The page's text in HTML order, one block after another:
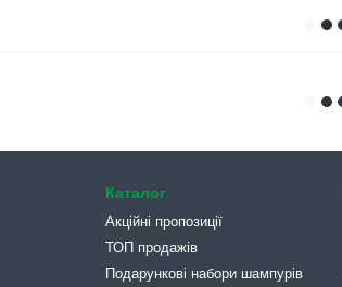
Каталог
Акційні пропозиції
ТОП продажів
Подарункові набори шампурів